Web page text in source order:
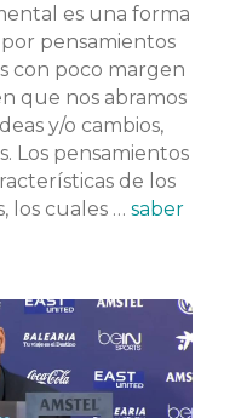
es una forma
pensamientos
con poco margen
que nos abramos
y/o cambios,
Los pensamientos
de los
los cuales … saber